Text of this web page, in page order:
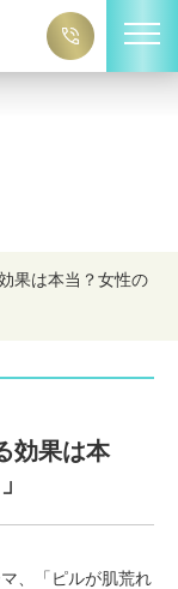
果は本当？女性の
効果は本
、「ピルが肌荒れ